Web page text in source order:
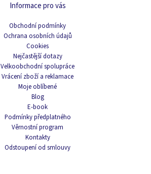
Informace pro vás
Obchodní podmínky
Ochrana osobních údajů
Cookies
Nejčastější dotazy
Velkoobchodní spolupráce
Vrácení zboží a reklamace
Moje oblíbené
Blog
E-book
Podmínky předplatného
Věrnostní program
Kontakty
Odstoupení od smlouvy